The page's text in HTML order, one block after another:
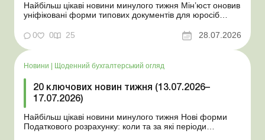
Найбільш цікаві новини минулого тижня Мін’юст оновив
уніфіковані форми типових документів для юросіб
координаційного центру з організації бронювання У
працівника виявлено статус «у розшуку»: що потрібно
0 0 25 28.07.2026
Новини Щоденний бухгалтерський огляд
20 ключових новин тижня (13.07.2026–
17.07.2026)
Найбільш цікаві новини минулого тижня Нові форми
Податкового розрахунку: коли та за які періоди